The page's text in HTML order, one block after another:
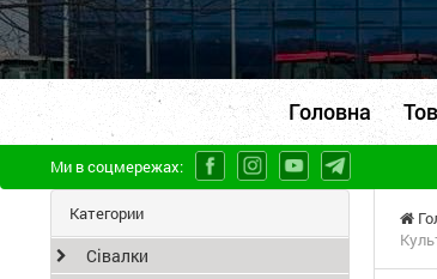
та
запчастин
Головна
Ми в соцмережах:
Категории
Сівалки